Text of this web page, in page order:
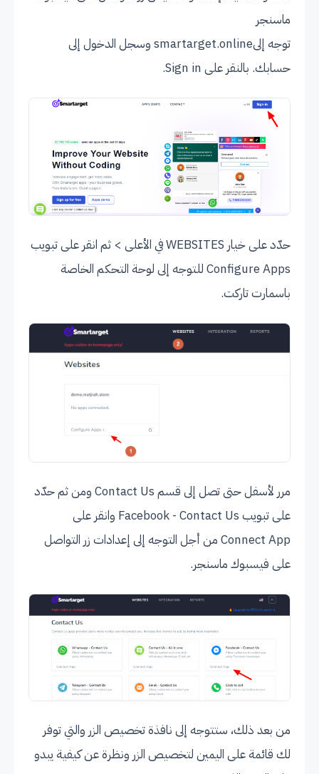
ماسنجر
توجه إلىsmartarget.online وسجل الدخول إلى
حسابك. بالنقر على Sign in.
حدّد على خيار WEBSITES في الأعلى > ثم انقر على تبويب
Configure Apps للتوجه إلى لوحة التحكم الخاصة
باسمارت تاركت.
مرر لأسفل حتى تصل إلى قسم Contact Us ومن ثم حدّد
على تبويب Facebook - Contact Us وانقر على
Connect App من أجل التوجه إلى إعدادات زر التواصل
على فيسبوك ماسنجر.
من بعد ذلك، ستتوجه إلى نافذة تخصيص الزر والتي توفر
لك قائمة على اليمين لتخصيص الزر ونظرة عن كيفية يبدو